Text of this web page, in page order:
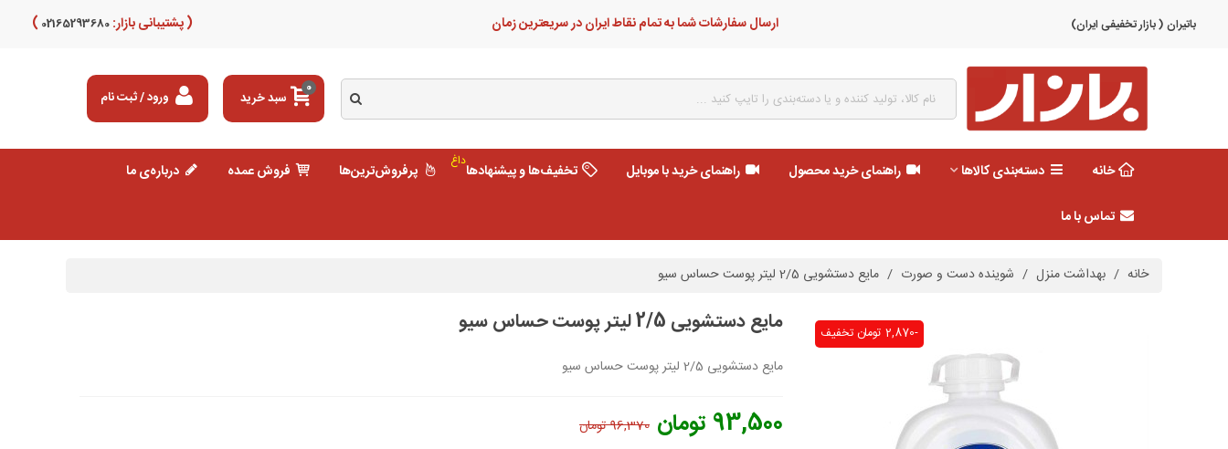
باتیران ( بازار تخفیفی ایران) ارسال سفارشات شما به تمام نقاط ایران در سریعترین زمان ( پشتیبانی بازار: 02165293680
)
0
سبد خرید ورود / ثبت نام
خانه دسته‌بندی کالاها راهنمای خرید محصول راهنمای خرید با موبایل تخفیف‌ها و پیشنهادهاداغ پرفروش‌ترین‌ها فروش عمده درباره‌ی ما
تماس با ما
خانه / بهداشت منزل / شوینده دست و صورت / مایع دستشویی 2/5 لیتر پوست حساس سیو
تخفیف -2,870 تومان مایع دستشویی 2/5 لیتر پوست حساس سیو
مایع دستشویی 2/5 لیتر پوست حساس سیو
93,500 تومان
96,370 تومان